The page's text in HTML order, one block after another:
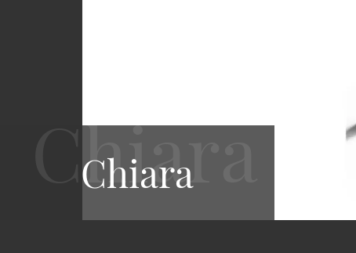
Chiara